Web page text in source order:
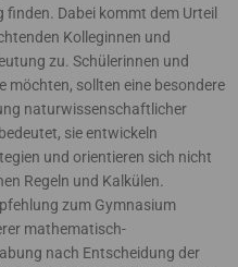
Dabei kommt dem Urteil
Kolleginnen und
zu. Schülerinnen und
möchten, sollten eine besondere
naturwissenschaftlicher
sie entwickeln
und orientieren sich nicht
Regeln und Kalkülen.
zum Gymnasium
mathematisch-
nach Entscheidung der